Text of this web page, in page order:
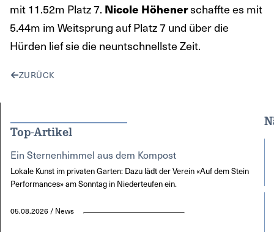
mit 11.52m Platz 7. Nicole Höhenerschaffte es mit
5.44m im Weitsprung auf Platz 7 und über die
Hürden lief sie die neuntschnellste Zeit.
ZURÜCK
Top-Artikel
Ein Sternenhimmel aus dem Kompost
Lokale Kunst im privaten Garten: Dazu lädt der Verein «Auf dem Stein
Performances» am Sonntag in Niederteufen ein.
05.08.2026 / News